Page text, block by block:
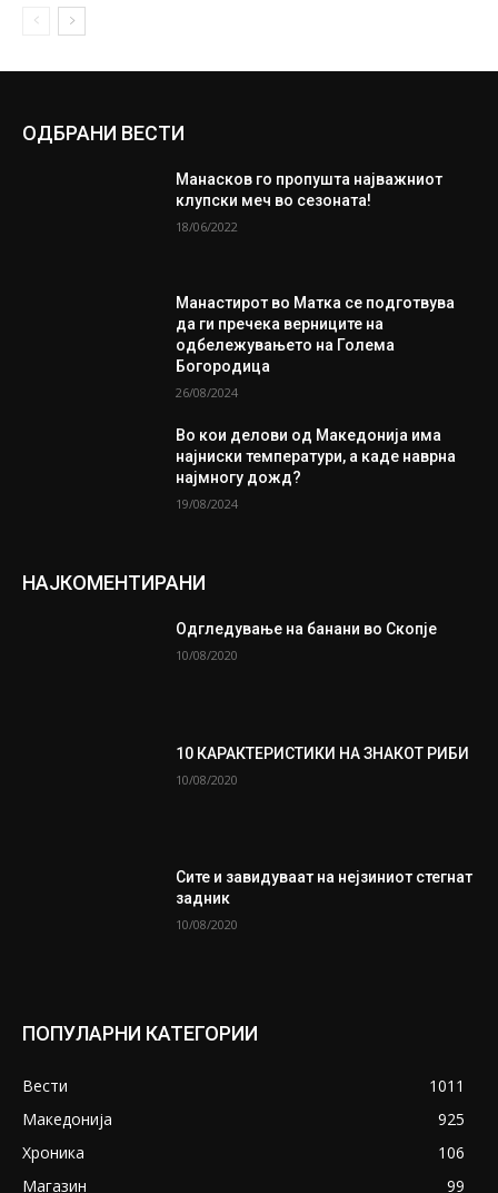
ОДБРАНИ ВЕСТИ
Манасков го пропушта најважниот
клупски меч во сезоната!
18/06/2022
Манастирот во Матка се подготвува
да ги пречека верниците на
одбележувањето на Голема
Богородица
26/08/2024
Во кои делови од Македонија има
најниски температури, а каде наврна
најмногу дожд?
19/08/2024
НАЈКОМЕНТИРАНИ
Одгледување на банани во Скопје
10/08/2020
10 КАРАКТЕРИСТИКИ НА ЗНАКОТ РИБИ
10/08/2020
Сите и завидуваат на нејзиниот стегнат
задник
10/08/2020
ПОПУЛАРНИ КАТЕГОРИИ
Вести
1011
Македонија
925
Хроника
106
Магазин
99